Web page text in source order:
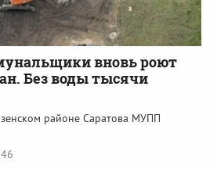
вновь роют
Без воды тысячи
районе Саратова МУПП